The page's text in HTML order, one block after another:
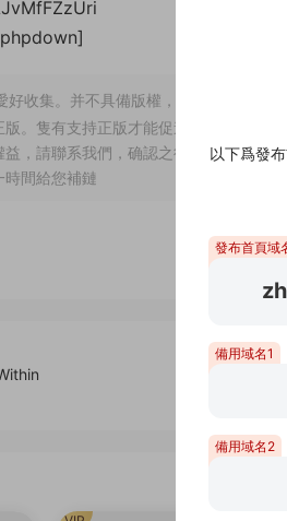
好收集。并不具備版權，僅供試閱，僅
。隻有支持正版才能促進整個行業的
，請聯系我們，确認之後立即删除。
間給您補鏈
最終幻
以下爲發
發布首頁域
備用域名1
備用域名2